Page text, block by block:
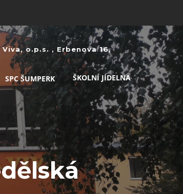
o.p.s. , Erbenova 16,
SPC ŠUMPERK ŠKOLNÍ JÍDELNA